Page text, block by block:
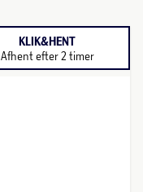
KLIK&HENT
Afhent efter 2 timer